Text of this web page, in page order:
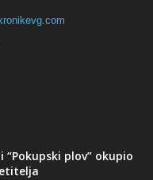
“Pokupski plov” okupio